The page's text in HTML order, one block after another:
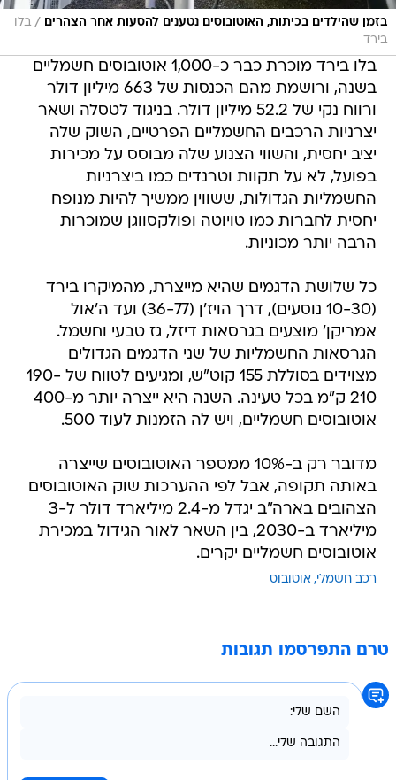
בזמן שהילדים בכיתות, האוטובוסים נטענים להסעות אחר הצהרים / בלו
בירד
בלו בירד מוכרת כבר כ-1,000 אוטובוסים חשמליים
בשנה, ורושמת מהם הכנסות של 663 מיליון דולר
ורווח נקי של 52.2 מיליון דולר. בניגוד לטסלה ושאר
יצרניות הרכבים החשמליים הפרטיים, השוק שלה
יציב יחסית, והשווי הצנוע שלה מבוסס על מכירות
בפועל, לא על תקוות וטרנדים כמו ביצרניות
החשמליות הגדולות, ששווין ממשיך להיות מנופח
יחסית לחברות כמו טויוטה ופולקסווגן שמוכרות
הרבה יותר מכוניות.
כל שלושת הדגמים שהיא מייצרת, מהמיקרו בירד
(10-30 נוסעים), דרך הויז'ן (36-77) ועד ה'אול
אמריקן' מוצעים בגרסאות דיזל, גז טבעי וחשמל.
הגרסאות החשמליות של שני הדגמים הגדולים
מצוידים בסוללת 155 קוט"ש, ומגיעים לטווח של 190-
210 ק"מ בכל טעינה. השנה היא ייצרה יותר מ-400
אוטובוסים חשמליים, ויש לה הזמנות לעוד 500.
מדובר רק ב-10% ממספר האוטובוסים שייצרה
באותה תקופה, אבל לפי ההערכות שוק האוטובוסים
הצהובים בארה"ב יגדל מ-2.4 מיליארד דולר ל-3
מיליארד ב-2030, בין השאר לאור הגידול במכירת
אוטובוסים חשמליים יקרים.
רכב חשמלי אוטובוס
טרם התפרסמו תגובות